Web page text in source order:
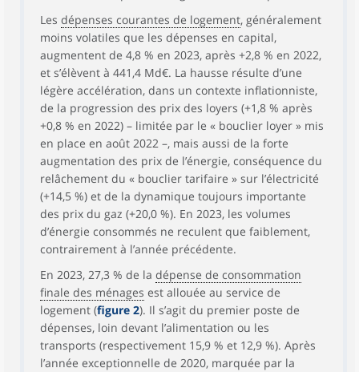
Les dépenses courantes de logement, généralement
moins volatiles que les dépenses en capital,
augmentent de 4,8 % en 2023, après +2,8 % en 2022,
et s’élèvent à 441,4 Md€. La hausse résulte d’une
légère accélération, dans un contexte inflationniste,
de la progression des prix des loyers (+1,8 % après
+0,8 % en 2022) – limitée par le « bouclier loyer » mis
en place en août 2022 –, mais aussi de la forte
augmentation des prix de l’énergie, conséquence du
relâchement du « bouclier tarifaire » sur l’électricité
(+14,5 %) et de la dynamique toujours importante
des prix du gaz (+20,0 %). En 2023, les volumes
d’énergie consommés ne reculent que faiblement,
contrairement à l’année précédente.
En 2023, 27,3 % de la dépense de consommation
finale des ménages est allouée au service de
logement (figure 2). Il s’agit du premier poste de
dépenses, loin devant l’alimentation ou les
transports (respectivement 15,9 % et 12,9 %). Après
l’année exceptionnelle de 2020, marquée par la